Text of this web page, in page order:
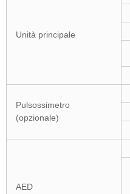
Unità principale
Pulsossimetro
(opzionale)
AED